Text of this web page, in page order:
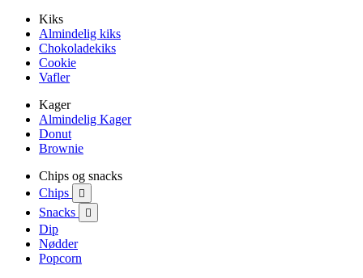
Kiks
Almindelig kiks
Chokoladekiks
Cookie
Vafler
Kager
Almindelig Kager
Donut
Brownie
Chips og snacks
Chips

Snacks 
Dip
Nødder
Popcorn